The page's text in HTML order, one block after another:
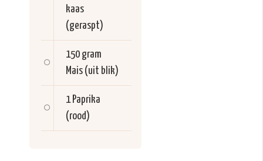
kaas
(geraspt)
150 gram
Mais (uit blik)
1 Paprika
(rood)